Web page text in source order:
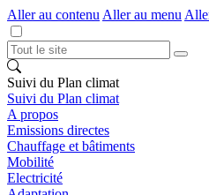
Aller au contenu Aller au menu
Suivi du Plan climat
Suivi du Plan climat
A propos
Emissions directes
Chauffage et bâtiments
Mobilité
Electricité